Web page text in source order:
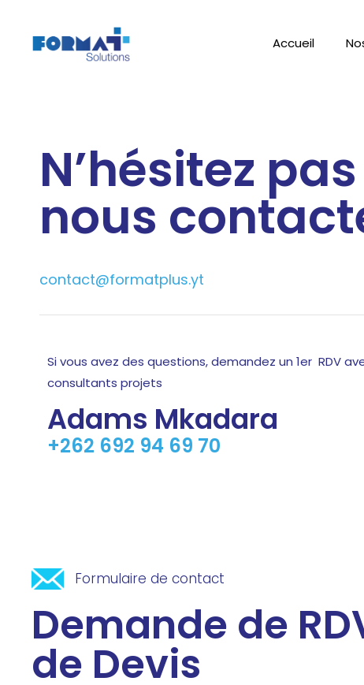
Accueil
N’hésitez
nous
contact@formatplus.yt
Si vous avez des questions, demandez un 1er RDV
consultants projets
Adams Mkadara
+262 692 94 69 70
Formulaire de contact
Demande de
de Devis